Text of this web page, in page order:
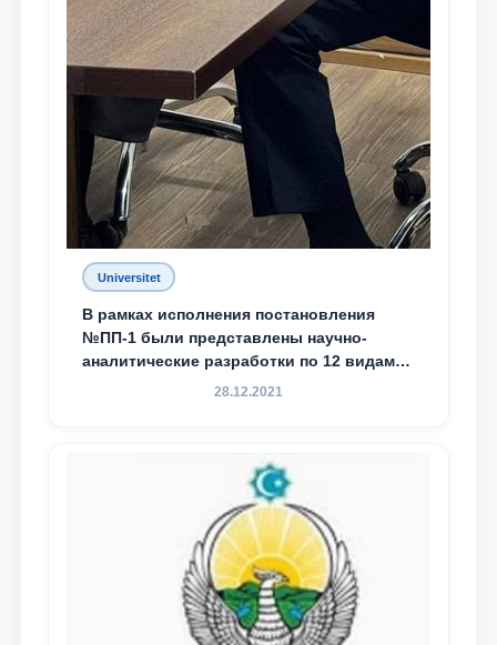
Universitet
В рамках исполнения постановления
№ПП-1 были представлены научно-
аналитические разработки по 12 видам
28.12.2021